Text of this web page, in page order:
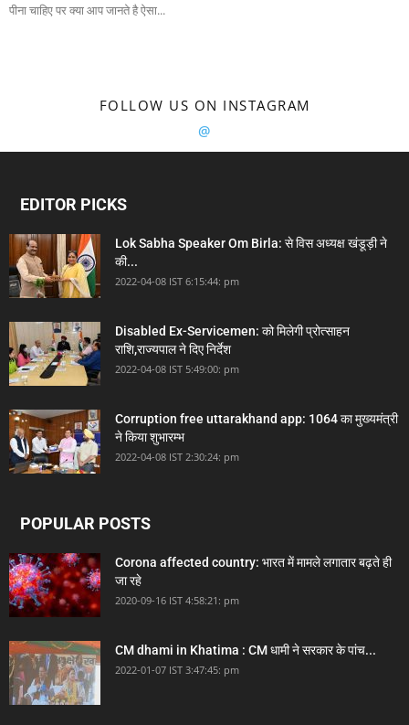
पीना चाहिए पर क्या आप जानते है ऐसा...
FOLLOW US ON INSTAGRAM
@
EDITOR PICKS
Lok Sabha Speaker Om Birla: से विस अध्यक्ष खंडूड़ी ने
की...
2022-04-08 IST 6:15:44: pm
Disabled Ex-Servicemen: को मिलेगी प्रोत्साहन
राशि,राज्यपाल ने दिए निर्देश
2022-04-08 IST 5:49:00: pm
Corruption free uttarakhand app: 1064 का मुख्यमंत्री
ने किया शुभारम्भ
2022-04-08 IST 2:30:24: pm
POPULAR POSTS
Corona affected country: भारत में मामले लगातार बढ़ते ही
जा रहे
2020-09-16 IST 4:58:21: pm
CM dhami in Khatima : CM धामी ने सरकार के पांच...
2022-01-07 IST 3:47:45: pm